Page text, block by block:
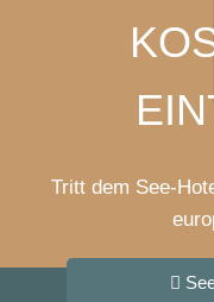
Tritt dem See-